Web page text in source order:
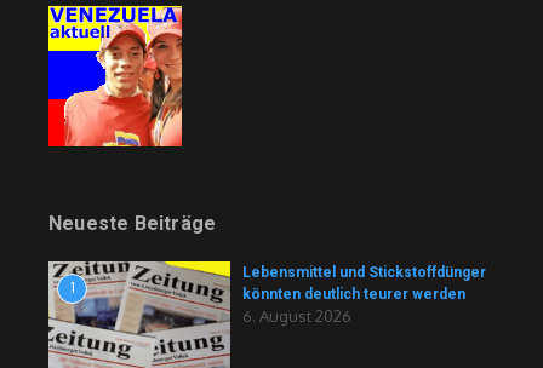
Neueste Beiträge
1
Lebensmittel und Stickstoffdünger
könnten deutlich teurer werden
6. August 2026